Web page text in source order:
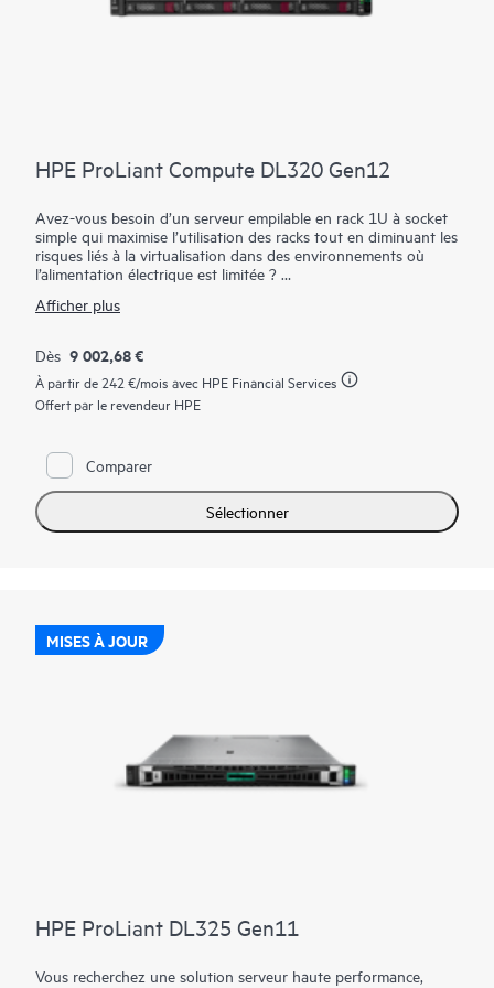
HPE ProLiant Compute DL320 Gen12
Avez-vous besoin d’un serveur empilable en rack 1U à socket
simple qui maximise l’utilisation des racks tout en diminuant les
risques liés à la virtualisation dans des environnements où
l’alimentation électrique est limitée ?
Le serveur HPE ProLiant DL320 Gen12 maximise l’utilisation
virtualisation dans des environnements restreints en matière
d’alimentation électrique. Optimisez vos charges de travail avec
un serveur offrant des fonctionnalités d’extension supérieures
par rapport aux générations précédentes. Les tout derniers
PCIe Gen5 haut débit, vous offrent une solution hautes
performances avec une efficacité améliorée du datacenter.
Afficher plus
Dès 9 002,68 €
À partir de242 €/mois avec HPE Financial Services
Offert par le revendeur HPE
Comparer
Sélectionner
MISES À JOUR
HPE ProLiant DL325 Gen11
Vous recherchez une solution serveur haute performance,